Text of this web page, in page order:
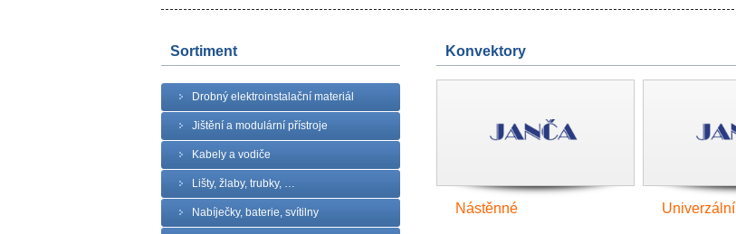
Sortiment
Drobný elektroinstalační materiál
Jištění a modulární přístroje
Kabely a vodiče
Lišty, žlaby, trubky, …
Nabíječky, baterie, svítilny
Konvektory
Nástěnné Univerzální